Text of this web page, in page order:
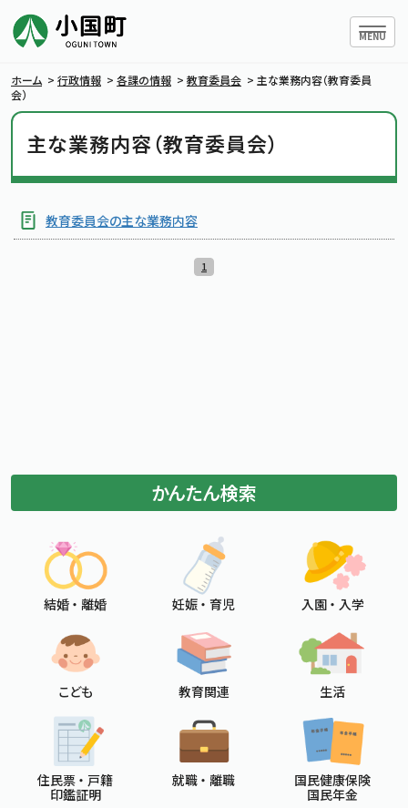
ハンバ
MENU
小国町について
背景色変更 白
背景色の変更：白
黒
背景色の変更：黒
青
背景色の変更：青
Foreign Language
メニューを閉じる
ホーム > 行政情報 > 各課の情報 > 教育委員会 > 主な業務内容（教育委員
会）
主な業務内容（教育委員会）
教育委員会の主な業務内容
1
かんたん検索
結婚 ・ 離婚 妊娠 ・ 育児 入園 ・ 入学
こども 教育関連 生活
住民票 ・ 戸籍
印鑑証明
就職 ・ 離職
国民健康保険
国民年金